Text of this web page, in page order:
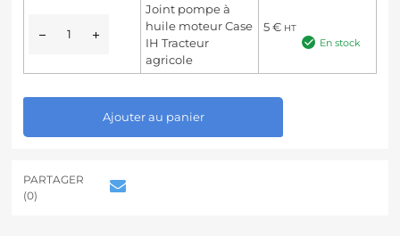
Joint pompe à
huile moteur Case
IH Tracteur
agricole
5€ HT
En stock
Ajouter au panier
PARTAGER
(0)